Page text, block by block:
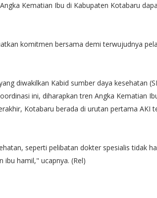
Kematian Ibu di Kabupaten Kotabaru
komitmen bersama demi terwujudnya
diwakilkan Kabid sumber daya kesehatan
ini, diharapkan tren Angka Kematian
Kotabaru berada di urutan pertama AKI
seperti pelibatan dokter spesialis tidak
ibu hamil," ucapnya. (Rel)